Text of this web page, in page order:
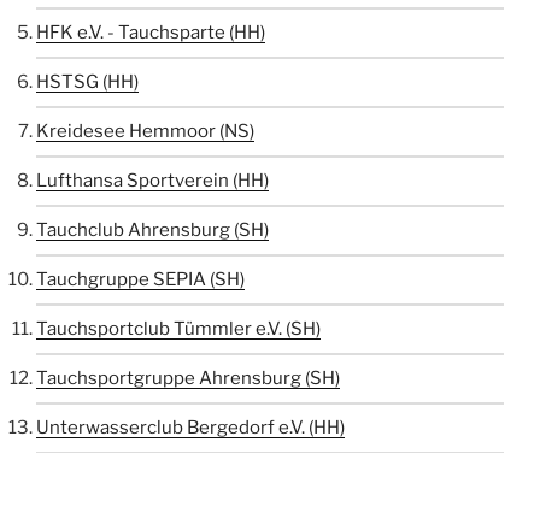
HFK e.V. - Tauchsparte (HH)
HSTSG (HH)
Kreidesee Hemmoor (NS)
Lufthansa Sportverein (HH)
Tauchclub Ahrensburg (SH)
Tauchgruppe SEPIA (SH)
Tauchsportclub Tümmler e.V. (SH)
Tauchsportgruppe Ahrensburg (SH)
Unterwasserclub Bergedorf e.V. (HH)